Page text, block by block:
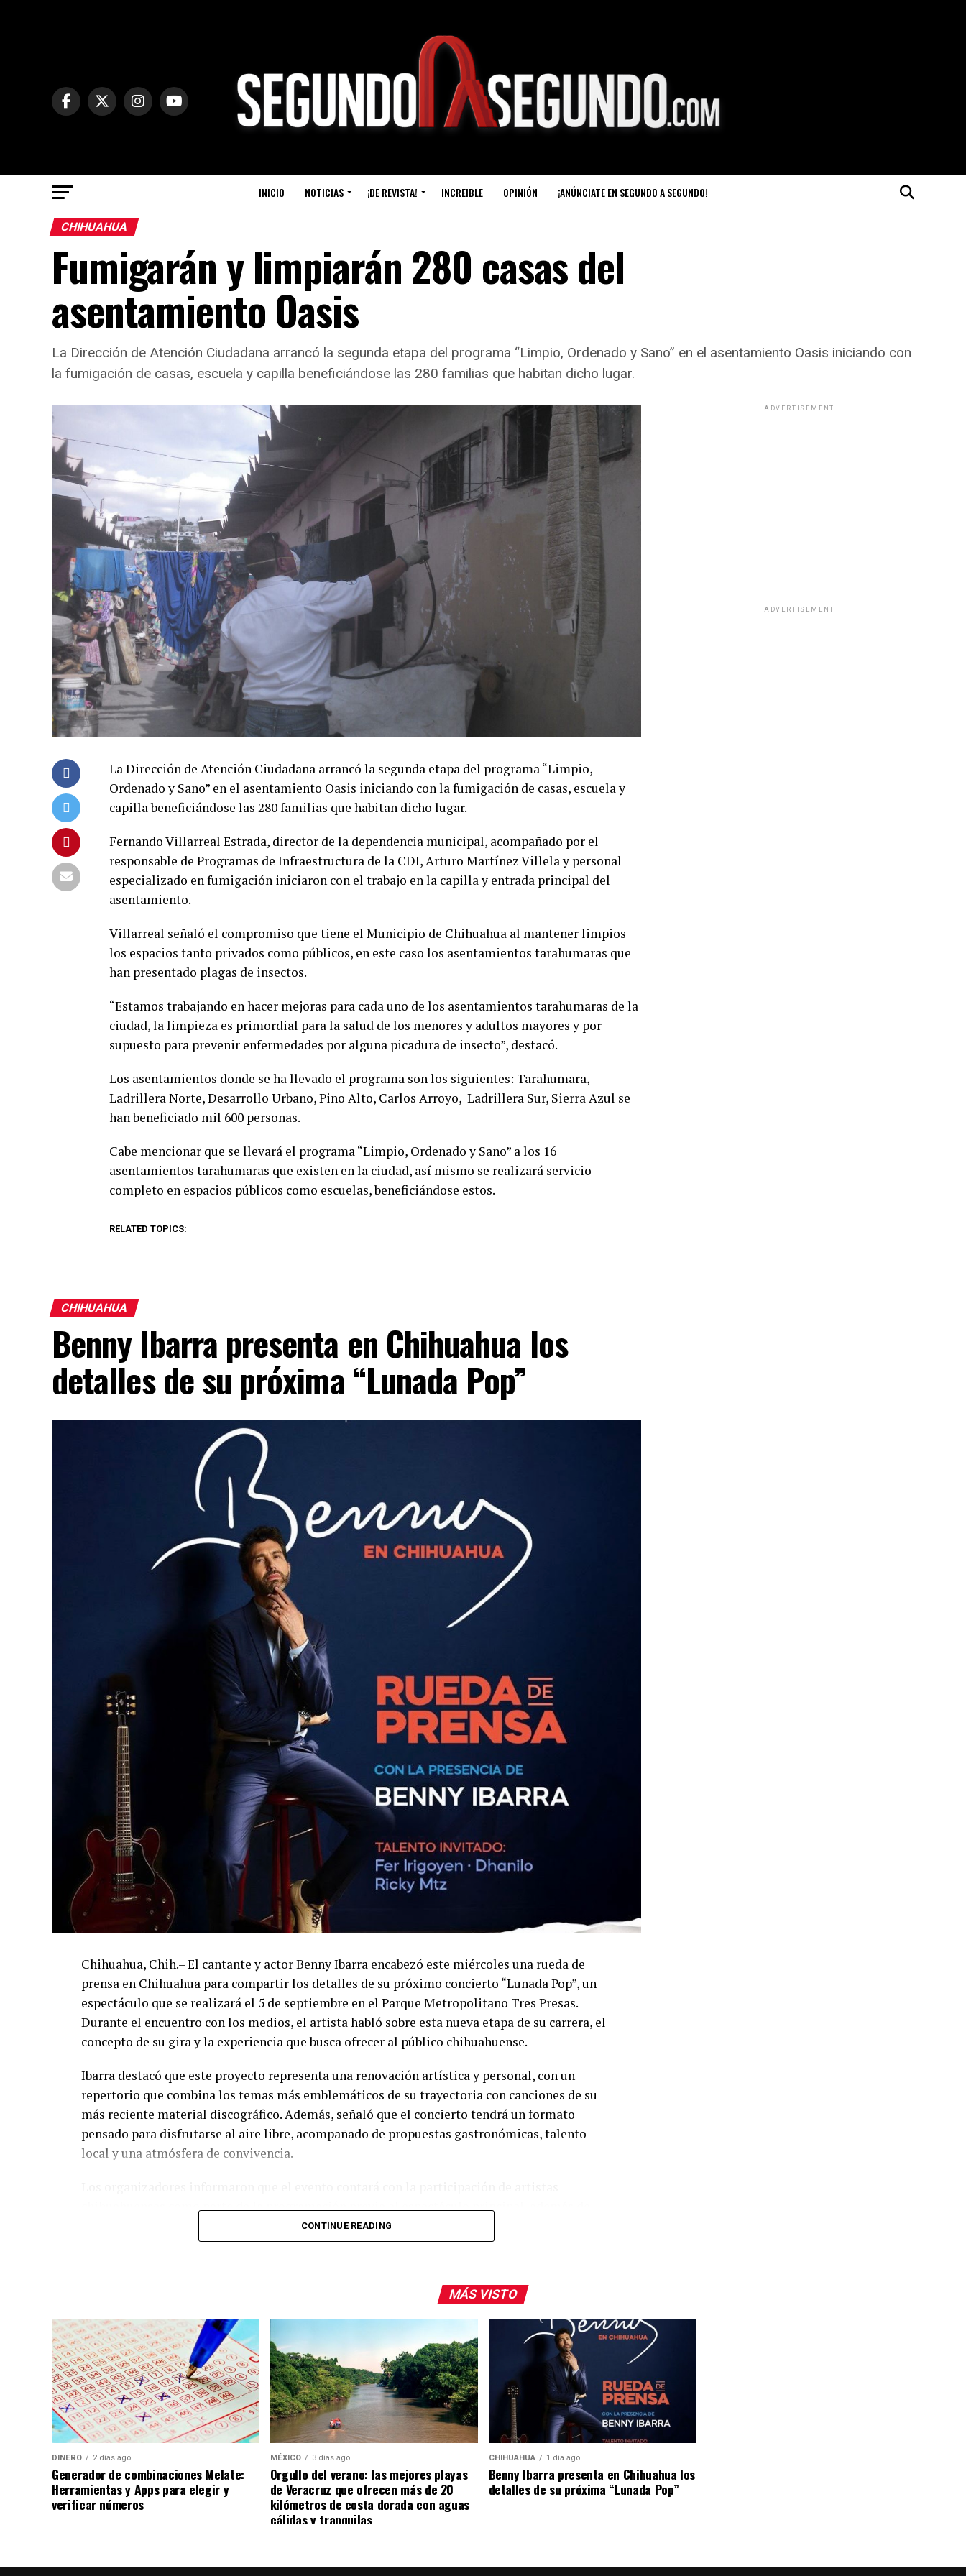
INICIO NOTICIAS ¡DE REVISTA! INCREIBLE OPINIÓN ¡ANÚNCIATE EN SEGUNDO A SEGUNDO!
CHIHUAHUA
Fumigarán y limpiarán 280 casas del
asentamiento Oasis
La Dirección de Atención Ciudadana arrancó la segunda etapa del programa “Limpio, Ordenado y Sano” en el asentamiento Oasis iniciando con
la fumigación de casas, escuela y capilla beneficiándose las 280 familias que habitan dicho lugar.
La Dirección de Atención Ciudadana arrancó la segunda etapa del programa “Limpio,
Ordenado y Sano” en el asentamiento Oasis iniciando con la fumigación de casas, escuela y
capilla beneficiándose las 280 familias que habitan dicho lugar.
Fernando Villarreal Estrada, director de la dependencia municipal, acompañado por el
responsable de Programas de Infraestructura de la CDI, Arturo Martínez Villela y personal
especializado en fumigación iniciaron con el trabajo en la capilla y entrada principal del
asentamiento.
Villarreal señaló el compromiso que tiene el Municipio de Chihuahua al mantener limpios
los espacios tanto privados como públicos, en este caso los asentamientos tarahumaras que
han presentado plagas de insectos.
“Estamos trabajando en hacer mejoras para cada uno de los asentamientos tarahumaras de la
ciudad, la limpieza es primordial para la salud de los menores y adultos mayores y por
supuesto para prevenir enfermedades por alguna picadura de insecto”, destacó.
Los asentamientos donde se ha llevado el programa son los siguientes: Tarahumara,
Ladrillera Norte, Desarrollo Urbano, Pino Alto, Carlos Arroyo, Ladrillera Sur, Sierra Azul se
han beneficiado mil 600 personas.
Cabe mencionar que se llevará el programa “Limpio, Ordenado y Sano” a los 16
asentamientos tarahumaras que existen en la ciudad, así mismo se realizará servicio
completo en espacios públicos como escuelas, beneficiándose estos.
RELATED TOPICS:
CHIHUAHUA
Benny Ibarra presenta en Chihuahua los
detalles de su próxima “Lunada Pop”
Chihuahua, Chih.– El cantante y actor Benny Ibarra encabezó este miércoles una rueda de
prensa en Chihuahua para compartir los detalles de su próximo concierto “Lunada Pop”, un
espectáculo que se realizará el 5 de septiembre en el Parque Metropolitano Tres Presas.
Durante el encuentro con los medios, el artista habló sobre esta nueva etapa de su carrera, el
concepto de su gira y la experiencia que busca ofrecer al público chihuahuense.
Ibarra destacó que este proyecto representa una renovación artística y personal, con un
repertorio que combina los temas más emblemáticos de su trayectoria con canciones de su
más reciente material discográfico. Además, señaló que el concierto tendrá un formato
pensado para disfrutarse al aire libre, acompañado de propuestas gastronómicas, talento
local y una atmósfera de convivencia.
chihuahuenses como parte de la programación previa al espectáculo principal, además de
diversas experiencias para los asistentes. También reiteraron la invitación al público para
adquirir sus boletos con anticipación y formar parte de una de las presentaciones más
Nota: Al concluir sus actividades, Benny Ibarra fue visto en el restaurante Aire Liebre, en la
ciudad de Chihuahua, degustando diversos platillos en compañía de su equipo de trabajo.
CONTINUE READING
ADVERTISEMENT
ADVERTISEMENT
MÁS VISTO
DINERO 2 días ago
Generador de combinaciones Melate:
Herramientas y Apps para elegir y
verificar números
MÉXICO 3 días ago
Orgullo del verano: las mejores playas
de Veracruz que ofrecen más de 20
kilómetros de costa dorada con aguas
cálidas y tranquilas
CHIHUAHUA 1 día ago
Benny Ibarra presenta en Chihuahua los
detalles de su próxima “Lunada Pop”